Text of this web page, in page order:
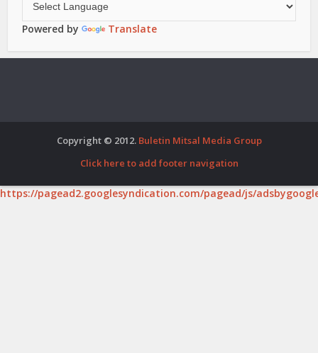
Powered by Translate
Copyright © 2012. Buletin Mitsal Media Group
Click here to add footer navigation
https://pagead2.googlesyndication.com/pagead/js/